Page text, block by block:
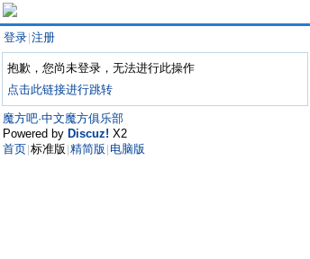
登录 注册
抱歉，您尚未登录，无法进行此操作
点击此链接进行跳转
魔方吧·中文魔方俱乐部
Powered by Discuz! X2
首页 标准版 精简版 电脑版